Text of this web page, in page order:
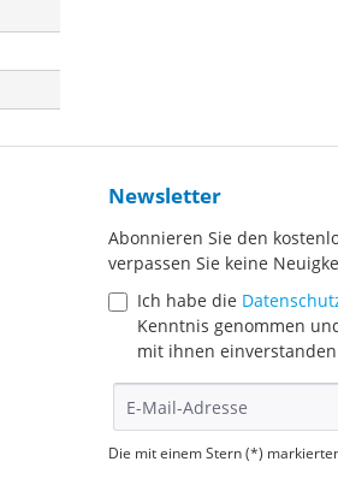
Newsletter
Abonnieren Sie den
verpassen Sie keine
Ich habe die
Kenntnis genommen
mit ihnen
Die mit einem Stern (*)